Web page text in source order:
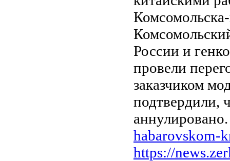
России и
провели
заказчиком
подтвердили,
habarovskom-
https://